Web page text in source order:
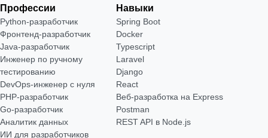
Профессии
Python-разработчик
Фронтенд-разработчик
Java-разработчик
Инженер по ручному
тестированию
DevOps-инженер с нуля
РНР-разработчик
Go-разработчик
Аналитик данных
ИИ для разработчиков
Навыки
Spring Boot
Docker
Typescript
Laravel
Django
React
Веб-разработка на Express
Postman
REST API в Node.js